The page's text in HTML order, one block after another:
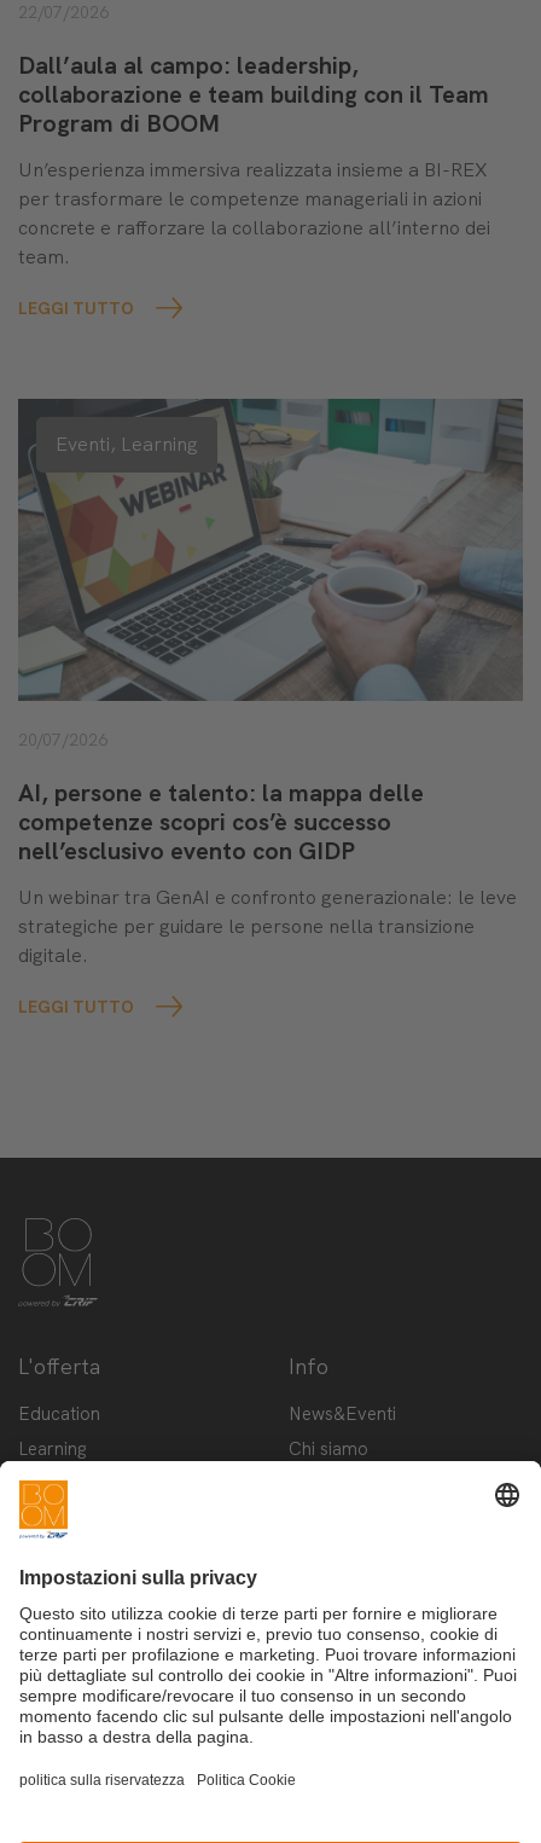
22/07/2026
Dall’aula al campo: leadership,
collaborazione e team building con il Team
Program di BOOM
Un’esperienza immersiva realizzata insieme a BI-REX
per trasformare le competenze manageriali in azioni
concrete e rafforzare la collaborazione all’interno dei
team.
LEGGI TUTTO
Eventi, Learning
20/07/2026
AI, persone e talento: la mappa delle
competenze scopri cos’è successo
nell’esclusivo evento con GIDP
Un webinar tra GenAI e confronto generazionale: le leve
strategiche per guidare le persone nella transizione
digitale.
LEGGI TUTTO
L'offerta
Education
Learning
Innovation
Startup
Info
News&Eventi
Chi siamo
Iscriviti alla newsletter BOOM